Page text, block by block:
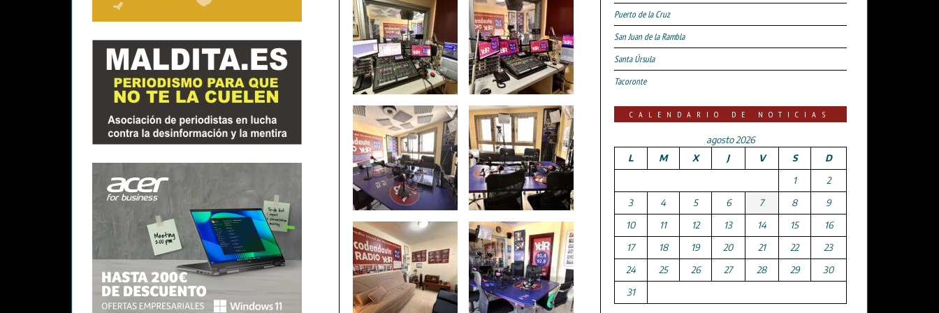
Puerto de la Cruz
San Juan de la Rambla
Santa Úrsula
Tacoronte
CALENDARIO DE NOTICIAS
agosto 2026
L
M X J V S
D
1
2
3
4 5 6 7 8
9
10
11 12 13 14 15
16
17
18 19 20 21 22
23
24
25 26 27 28 29
30
31